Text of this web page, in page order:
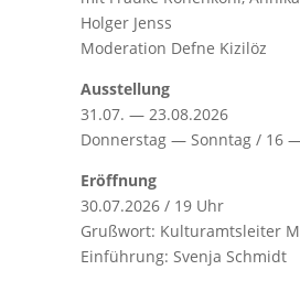
Holger Jenss
Moderation Defne Kizilöz
Ausstellung
31.07. — 23.08.2026
Donnerstag — Sonntag / 16
Eröffnung
30.07.2026 / 19 Uhr
Grußwort: Kulturamtsleiter
Einführung: Svenja Schmidt